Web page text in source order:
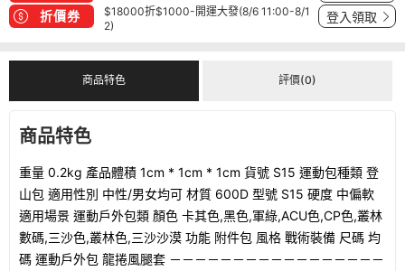
折價券
$18000折$1000-開運大發(8/6 11:00-8/1
2)
登入領取
商品特色 評價(0)
商品特色
重量 0.2kg 產品體積 1cm * 1cm * 1cm 貨號 S15 運動包種類 登
山包 適用性別 中性/男女均可 材質 600D 型號 S15 硬度 中偏軟
適用場景 運動戶外包類 顏色 卡其色,黑色,軍綠,ACU色,CP色,叢林
數碼,三沙色,叢林色,三沙沙漠 功能 附件包 風格 戰術裝備 尺碼 均
碼 運動戶外包 龍捲風腿套 －－－－－－－－－－－－－－－－－